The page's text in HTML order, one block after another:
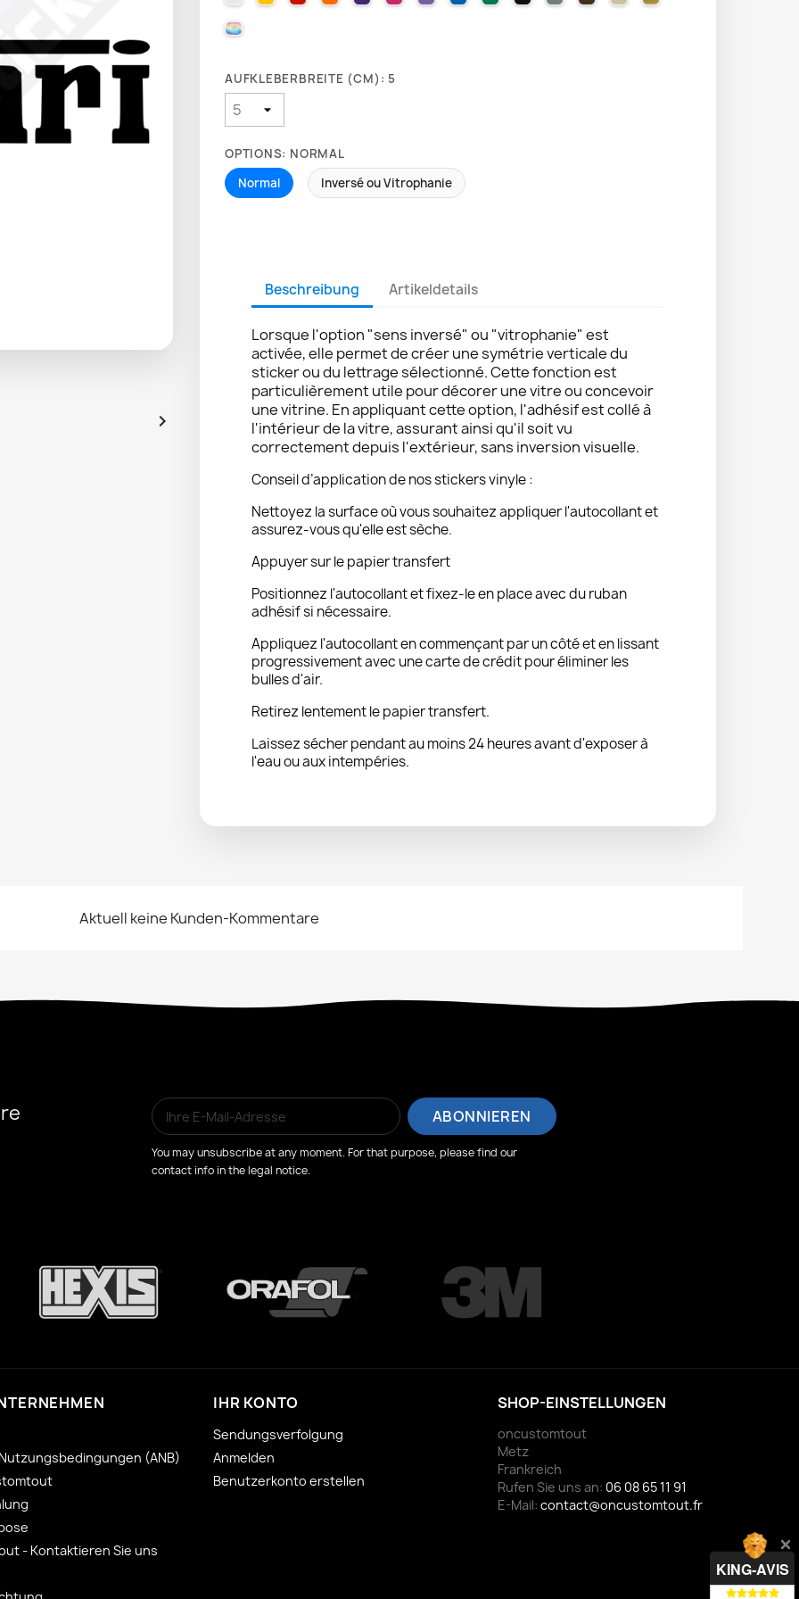

000 HOLOGRAPHIQUE
AUFKLEBERBREITE (CM): 5
OPTIONS: NORMAL
Normal
Inversé ou Vitrophanie
Beschreibung Artikeldetails
Lorsque l'option "sens inversé" ou "vitrophanie" est
activée, elle permet de créer une symétrie verticale du
sticker ou du lettrage sélectionné. Cette fonction est
particulièrement utile pour décorer une vitre ou concevoir
une vitrine. En appliquant cette option, l'adhésif est collé à
l'intérieur de la vitre, assurant ainsi qu'il soit vu
correctement depuis l'extérieur, sans inversion visuelle.
Conseil d’application de nos stickers vinyle :
Nettoyez la surface où vous souhaitez appliquer l'autocollant et
assurez-vous qu'elle est sèche.
Appuyer sur le papier transfert
Positionnez l'autocollant et fixez-le en place avec du ruban
adhésif si nécessaire.
Appliquez l'autocollant en commençant par un côté et en lissant
progressivement avec une carte de crédit pour éliminer les
bulles d'air.
Retirez lentement le papier transfert.
Laissez sécher pendant au moins 24 heures avant d'exposer à
l'eau ou aux intempéries.
Aktuell keine Kunden-Kommentare
You may unsubscribe at any moment. For that purpose, please find our
contact info in the legal notice.
(ANB)
- Kontaktieren Sie uns
IHR KONTO
Sendungsverfolgung
Anmelden
Benutzerkonto erstellen
SHOP-EINSTELLUNGEN
oncustomtout
Metz
Frankreich
Rufen Sie uns an: 06 08 65 11 91
E-Mail:contact@oncustomtout.fr
KING-AVIS